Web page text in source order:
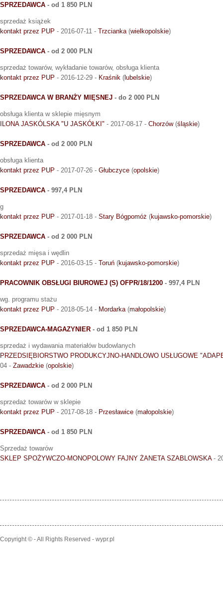
SPRZEDAWCA - od 1 850 PLN
sprzedaż książek
kontakt przez PUP - 2016-07-11 - Trzcianka (wielkopolskie)
SPRZEDAWCA - od 2 000 PLN
sprzedaż towarów, wykładanie towarów, obsługa klienta
kontakt przez PUP - 2016-12-29 - Kraśnik (lubelskie)
SPRZEDAWCA W BRANŻY MIĘSNEJ - do 2 000 PLN
obsługa klienta w sklepie mięsnym
ILONA JASKÓLSKA "U JASKÓŁKI" - 2017-08-17 - Chorzów(śląskie)
SPRZEDAWCA - od 2 000 PLN
obsługa klienta
kontakt przez PUP - 2017-07-26 - Głubczyce (opolskie)
SPRZEDAWCA - 997,4 PLN
g
kontakt przez PUP - 2017-01-18 - Stary Bógpomóż (kujawsko-pomorskie)
SPRZEDAWCA - od 2 000 PLN
sprzedaż mięsa i wędlin
kontakt przez PUP - 2016-03-15 - Toruń (kujawsko-pomorskie)
PRACOWNIK OBSŁUGI BIUROWEJ (S) OFPR/18/1200 - 997,4 PLN
wg. programu stażu
kontakt przez PUP - 2018-05-14 - Mordarka (małopolskie)
SPRZEDAWCA-MAGAZYNIER - od 1 850 PLN
sprzedaż i wydawania materiałów budowlanych
PRZEDSIĘBIORSTWO PRODUKCYJNO-HANDLOWO USŁUGOWE
04 - Zawadzkie (opolskie)
SPRZEDAWCA - od 2 000 PLN
sprzedaż towarów w sklepie
kontakt przez PUP - 2017-08-18 - Przesławice (małopolskie)
SPRZEDAWCA - od 1 850 PLN
Sprzedaż towarów
SKLEP SPOŻYWCZO-MONOPOLOWY FAJNY ŻANETA SZABLOWSKA-
Copyright © - All Rights Reserved - wypr.pl